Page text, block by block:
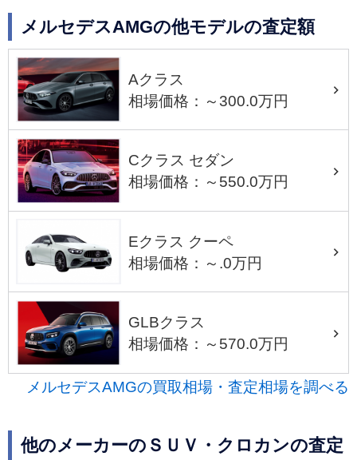
メルセデスAMGの他モデルの査定額
Aクラス
相場価格：～300.0万円
Cクラス セダン
相場価格：～550.0万円
Eクラス クーペ
相場価格：～.0万円
GLBクラス
相場価格：～570.0万円
メルセデスAMGの買取相場・査定相場を調べる
他のメーカーのＳＵＶ・クロカンの査定